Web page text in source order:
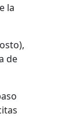
la
de